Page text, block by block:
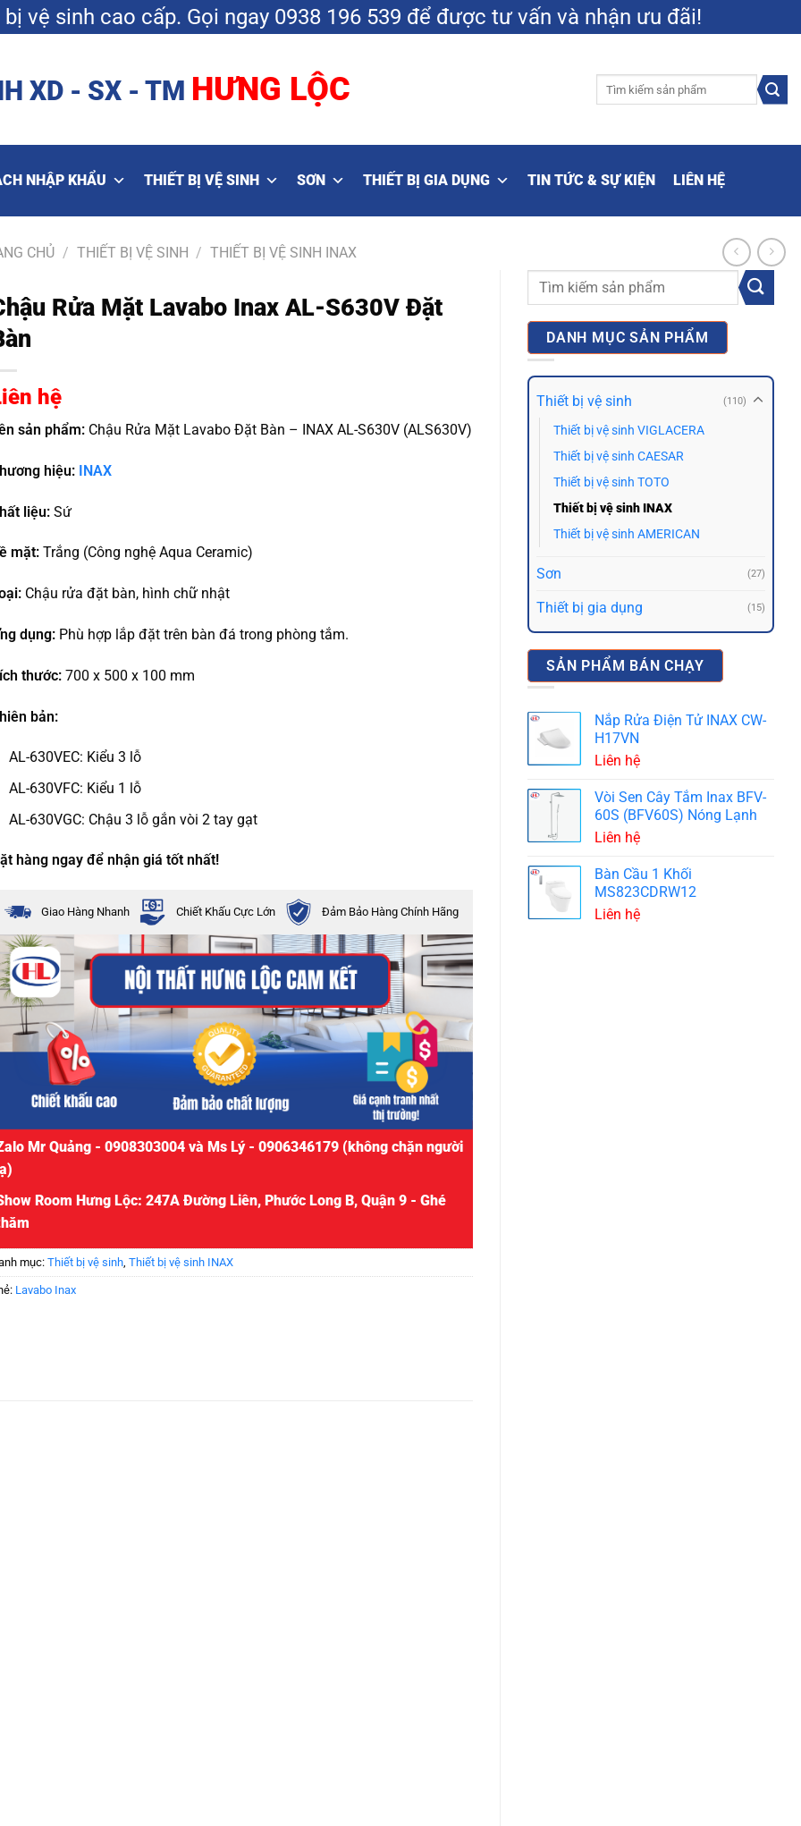
vệ sinh cao cấp. Gọi ngay 0938 196 539 để được tư vấn và nhận ưu đãi!
XD - SX - TM HƯNG LỘC
Tìm
kiếm:
NHẬP KHẨU THIẾT BỊ VỆ SINH SƠN THIẾT BỊ GIA DỤNG TIN TỨC & SỰ KIỆN LIÊN HỆ
CHỦ / THIẾT BỊ VỆ SINH / THIẾT BỊ VỆ SINH INAX
Tìm
kiếm:
DANH MỤC SẢN PHẨM
Thiết bị vệ sinh (110)
Thiết bị vệ sinh VIGLACERA
Thiết bị vệ sinh CAESAR
Thiết bị vệ sinh TOTO
Thiết bị vệ sinh INAX
Thiết bị vệ sinh AMERICAN
Sơn (27)
Thiết bị gia dụng (15)
SẢN PHẨM BÁN CHẠY
Nắp Rửa Điện Tử INAX CW-
H17VN
Liên hệ
Vòi Sen Cây Tắm Inax BFV-
60S (BFV60S) Nóng Lạnh
Liên hệ
Bàn Cầu 1 Khối
MS823CDRW12
Liên hệ
Rửa Mặt Lavabo Inax AL-S630V Đặt
hệ
sản phẩm: Chậu Rửa Mặt Lavabo Đặt Bàn – INAX AL-S630V (ALS630V)
hiệu: INAX
liệu: Sứ
mặt: Trắng (Công nghệ Aqua Ceramic)
Chậu rửa đặt bàn, hình chữ nhật
dụng: Phù hợp lắp đặt trên bàn đá trong phòng tắm.
thước: 700 x 500 x 100 mm
bản:
AL-630VEC: Kiểu 3 lỗ
AL-630VFC: Kiểu 1 lỗ
AL-630VGC: Chậu 3 lỗ gắn vòi 2 tay gạt
hàng ngay để nhận giá tốt nhất!
Giao Hàng Nhanh Chiết Khấu Cực Lớn Đảm Bảo Hàng Chính Hãng
Mr Quảng - 0908303004 và Ms Lý - 0906346179 (không chặn người
Room Hưng Lộc: 247A Đường Liên, Phước Long B, Quận 9 -Ghé
mục:Thiết bị vệ sinh ,Thiết bị vệ sinh INAX
Lavabo Inax